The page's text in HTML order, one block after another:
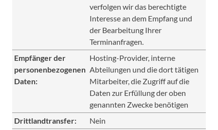
verfolgen wir das berechtigte
Interesse an dem Empfang und
der Bearbeitung Ihrer
Terminanfragen.
Empfänger der
personenbezogenen
Daten:
Hosting-Provider, interne
Abteilungen und die dort tätigen
Mitarbeiter, die Zugriff auf die
Daten zur Erfüllung der oben
genannten Zwecke benötigen
Drittlandtransfer:
Nein